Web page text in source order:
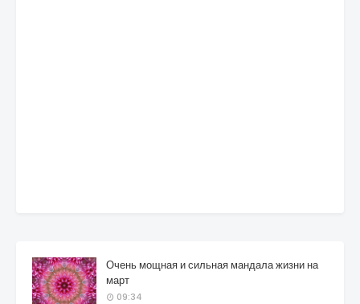
Очень мощная и сильная мандала жизни на
март
09:34